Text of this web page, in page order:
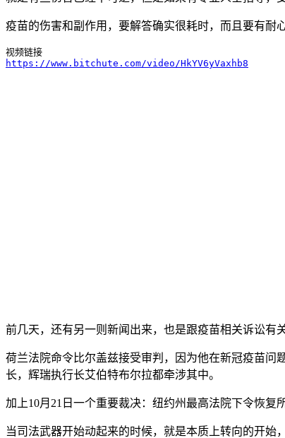
疫苗的伤害和副作用，要解答确实很耗时，而且要有耐心
https://www.bitchute.com/video/HkYV6yVaxhb8
前几天，还有另一则新闻出来，也是跟疫苗相关诉讼有关
荷兰法院命令比尔盖兹接受审判，因为他在新冠疫苗问
长，辉瑞执行长艾伯特布尔拉都牵涉其中。
加上10月21日一个重要裁决：纽约州最高法院下令恢复
当司法武器开始动起来的时候，就是本质上转向的开